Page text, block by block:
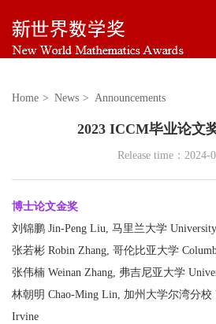
Home > News > Announcements
2023 ICCM毕业论文
Release time：2024-
博士论文金奖
刘锦鹏 Jin-Peng Liu, 马里兰大学
张若彬 Robin Zhang, 哥伦比亚大学
张伟楠 Weinan Zhang, 弗吉尼亚大学
林朝明 Chao-Ming Lin, 加州大学尔湾分校
Irvine